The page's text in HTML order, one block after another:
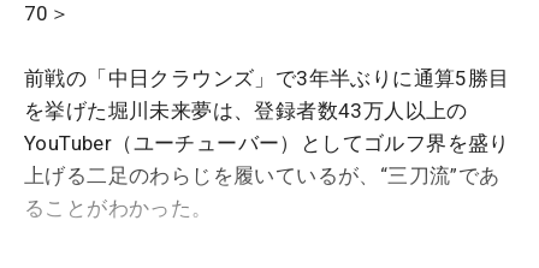
70＞
前戦の「中日クラウンズ」で3年半ぶりに通算5勝目
を挙げた堀川未来夢は、登録者数43万人以上の
YouTuber（ユーチューバー）としてゴルフ界を盛り
上げる二足のわらじを履いているが、“三刀流”であ
ることがわかった。